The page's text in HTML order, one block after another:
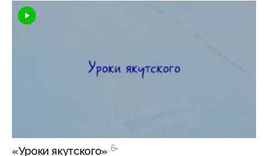
«Уроки якутского» 6+